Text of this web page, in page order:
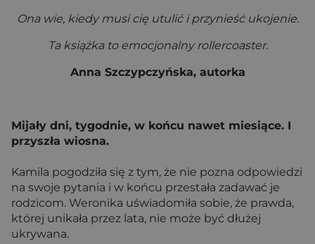
Ona wie, kiedy musi cię utulić i przynieść ukojenie.
Ta książka to emocjonalny rollercoaster.
Anna Szczypczyńska, autorka
Mijały dni, tygodnie, w końcu nawet miesiące. I
przyszła wiosna.
Kamila pogodziła się z tym, że nie pozna odpowiedzi
na swoje pytania i w końcu przestała zadawać je
rodzicom. Weronika uświadomiła sobie, że prawda,
której unikała przez lata, nie może być dłużej
ukrywana.